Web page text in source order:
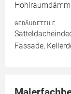
GEBÄUDETEILE
Fassade,